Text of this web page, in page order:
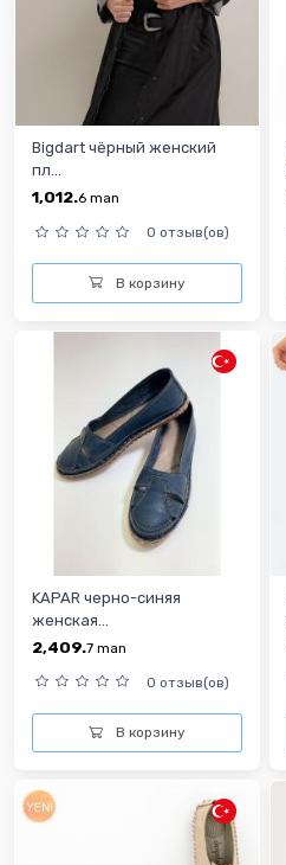
Bigdart чёрный женский
пл...
1,012.6 man
0 отзыв(ов)
В корзину
KAPAR черно-синяя
женская...
2,409.7 man
0 отзыв(ов)
В корзину